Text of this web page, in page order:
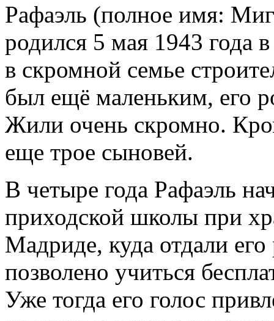
Рафаэль (полное имя:
родился 5 мая 1943 года
в скромной семье
был ещё маленьким, его
Жили очень скромно.
еще трое сыновей.
В четыре года Рафаэль
приходской школы при
Мадриде, куда отдали
позволено учиться
Уже тогда его голос